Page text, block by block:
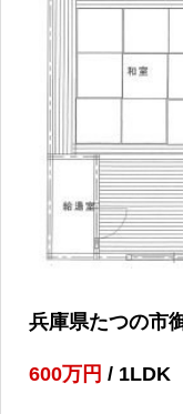
兵庫県たつの市
600万円 / 1LDK